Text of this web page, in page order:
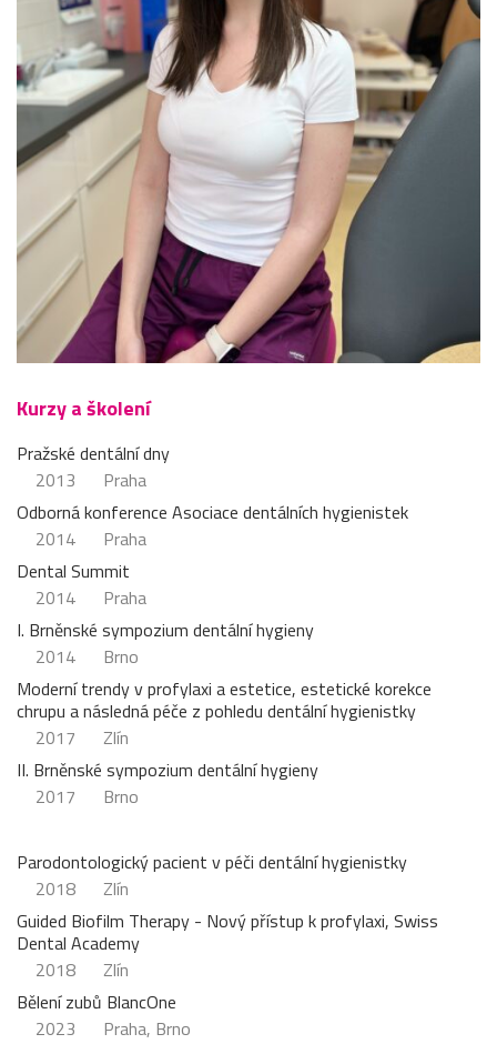
Kurzy a školení
Pražské dentální dny
2013
Praha
Odborná konference Asociace dentálních hygienistek
2014
Praha
Dental Summit
2014
Praha
I. Brněnské sympozium dentální hygieny
2014
Brno
Moderní trendy v profylaxi a estetice, estetické korekce
chrupu a následná péče z pohledu dentální hygienistky
2017
Zlín
II. Brněnské sympozium dentální hygieny
2017
Brno
Parodontologický pacient v péči dentální hygienistky
2018
Zlín
Guided Biofilm Therapy - Nový přístup k profylaxi, Swiss
Dental Academy
2018
Zlín
Bělení zubů BlancOne
2023
Praha, Brno